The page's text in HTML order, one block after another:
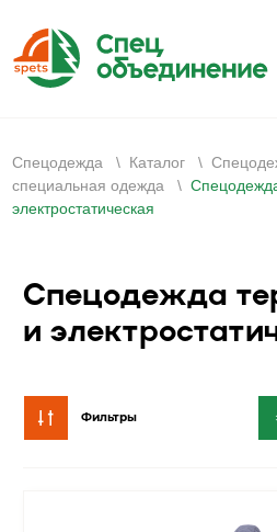
Спецодежда \ Каталог \
специальная одежда
\
электростатическая
Cпецодежда
и
Фильтры